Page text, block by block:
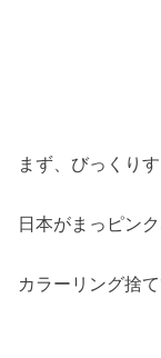
まず、びっくり
日本がまっピンク
カラーリング捨